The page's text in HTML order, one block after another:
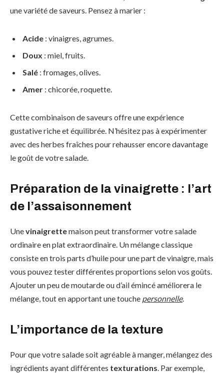
une variété de saveurs. Pensez à marier :
Acide : vinaigres, agrumes.
Doux : miel, fruits.
Salé : fromages, olives.
Amer : chicorée, roquette.
Cette combinaison de saveurs offre une expérience
gustative riche et équilibrée. N’hésitez pas à expérimenter
avec des herbes fraîches pour rehausser encore davantage
le goût de votre salade.
Préparation de la vinaigrette : l’art
de l’assaisonnement
Unevinaigrettemaison peut transformer votre salade
ordinaire en plat extraordinaire. Un mélange classique
consiste en trois parts d’huile pour une part de vinaigre, mais
vous pouvez tester différentes proportions selon vos goûts.
Ajouter un peu de moutarde ou d’ail émincé améliorera le
mélange, tout en apportant une touche personnelle.
L’importance de la texture
Pour que votre salade soit agréable à manger, mélangez des
ingrédients ayant différentes texturations. Par exemple,